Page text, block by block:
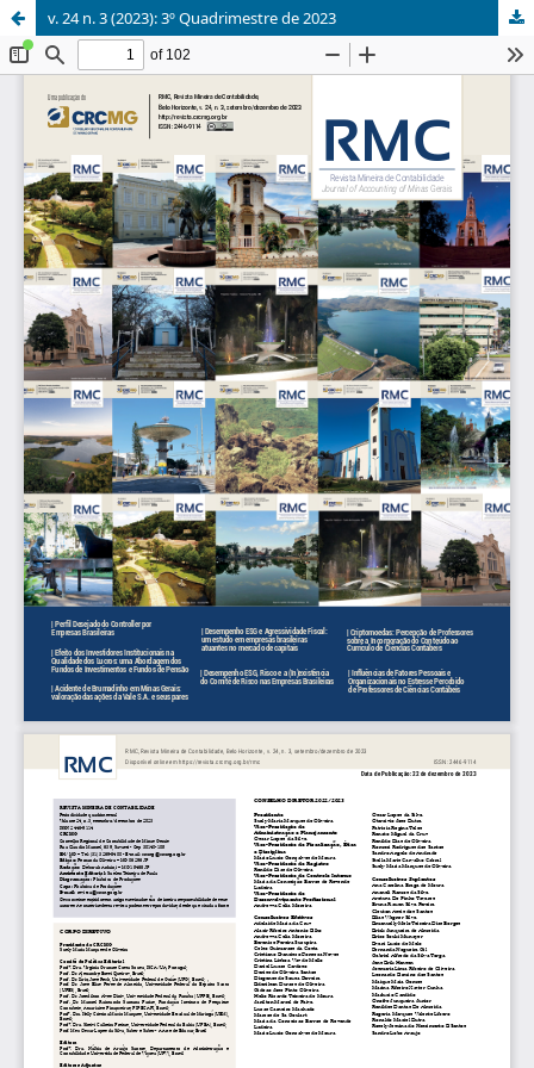
v. 24 n. 3 (2023): 3º Quadrimestre de 2023